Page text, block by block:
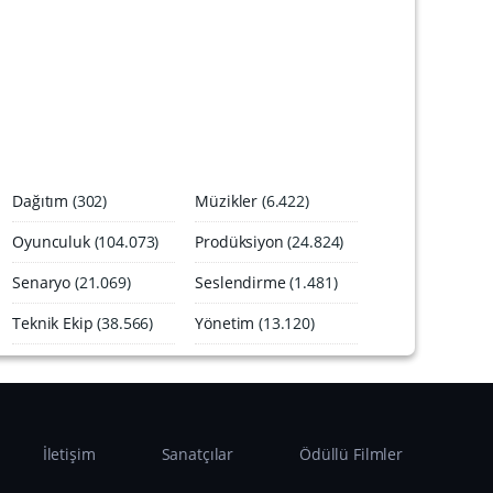
Dağıtım (302) Müzikler (6.422)
Oyunculuk(104.073) Prodüksiyon (24.824)
Senaryo (21.069) Seslendirme(1.481)
Teknik Ekip (38.566) Yönetim (13.120)
İletişim Sanatçılar Ödüllü Filmler